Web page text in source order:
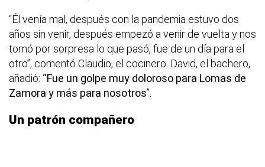
“Él venía mal, después con la pandemia estuvo dos
años sin venir, después empezó a venir de vuelta y nos
tomó por sorpresa lo que pasó, fue de un día para el
otro”, comentó Claudio, el cocinero. David, el bachero,
añadió: “Fue un golpe muy doloroso para Lomas de
Zamora y más para nosotros”.
Un patrón compañero